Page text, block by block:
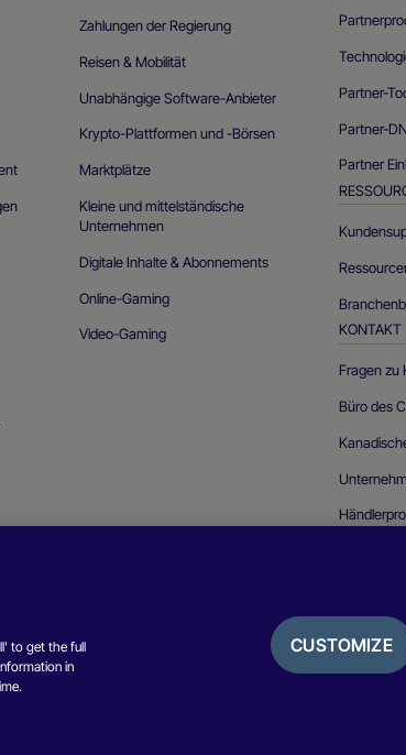
Zahlungen der Regierung
Reisen & Mobilität
Unabhängige Software-Anbieter
Krypto-Plattformen und -Börsen
Marktplätze
Kleine und mittelständische
Unternehmen
Digitale Inhalte & Abonnements
Online-Gaming
Video-Gaming
Partner-
Partner-
Partner
KONTAKT
Fragen zu
Büro des
Cookie-Richtlinie
to get the full
in
CUSTOMIZE